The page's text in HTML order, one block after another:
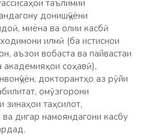
таълимии
донишҷӯёни
миёна ва олии касбӣ
илмӣ (ба истиснои
аъзои вобаста ва пайвастаи
соҳавӣ),
докторантҳо аз рӯйи
омӯзгорони
зинаҳои таҳсилот,
дигар намояндагони касбу